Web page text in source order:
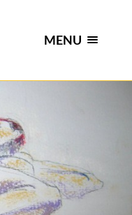
MENU